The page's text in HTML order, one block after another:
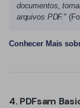
documentos,
arquivos PDF."
Conhecer Mais
4. PDFsam